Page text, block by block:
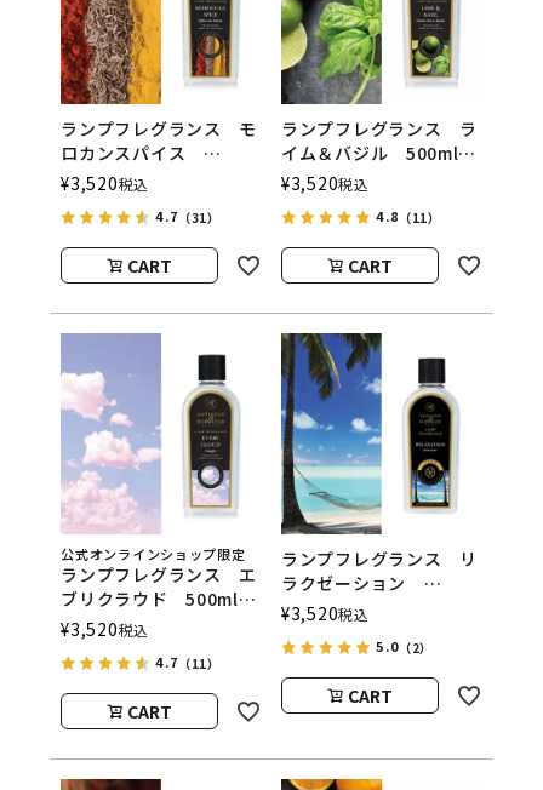
ランプフレグランス モ
ロカンスパイス
500ml フレグランスラ
ンプ用オイル
ASHLEIGH&BURWOOD
（アシュレイアンドバー
ウッド）
¥3,520税込
4.7 （31）
CART
ランプフレグランス ラ
イム＆バジル 500ml
フレグランスランプ用オ
イル
ASHLEIGH&BURWOOD
（アシュレイアンドバー
ウッド）
¥3,520税込
4.8 （11）
CART
公式オンラインショップ限定
ランプフレグランス エ
ブリクラウド 500ml
フレグランスランプ用オ
イル
ASHLEIGH&BURWOOD
（アシュレイアンドバー
ウッド）
¥3,520税込
4.7 （11）
CART
ランプフレグランス リ
ラクゼーション
500ml フレグランスラ
ンプ用オイル
ASHLEIGH&BURWOOD
（アシュレイアンドバー
ウッド）
¥3,520税込
5.0（2）
CART